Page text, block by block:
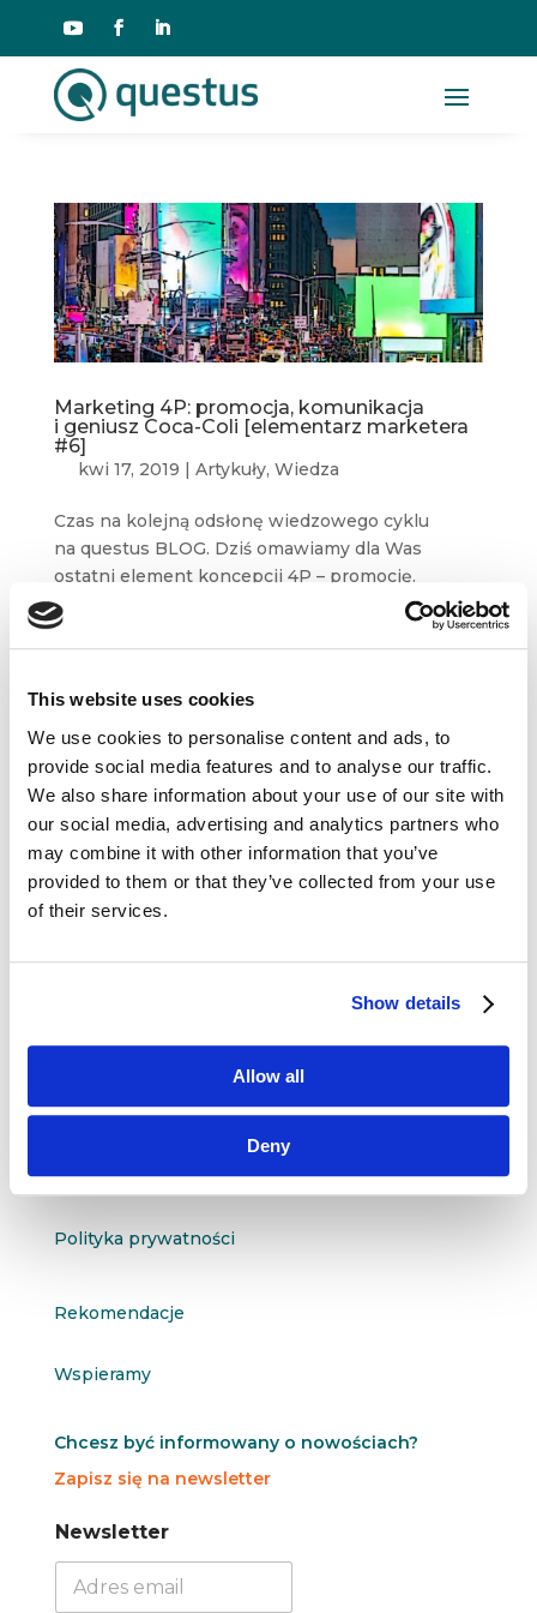
This website uses cookies
We use cookies to personalise content and ads, to
provide social media features and to analyse our traffic.
We also share information about your use of our site with
our social media, advertising and analytics partners who
may combine it with other information that you’ve
provided to them or that they’ve collected from your use
of their services.
Show details
Allow all
Deny
Marketing 4P: promocja, komunikacja
i geniusz Coca-Coli [elementarz marketera
#6]
kwi 17, 2019 | Artykuły, Wiedza
Czas na kolejną odsłonę wiedzowego cyklu
na questus BLOG. Dziś omawiamy dla Was
ostatni element koncepcji 4P – promocję.
Z artykułu dowiecie się między innymi jaka jest
rola promocji w strategii marketingowej oraz jak
Dane kontaktowe

questus
ul. Organizacji WiN 83/7
O nas
Kontakt
Polityka prywatności
Rekomendacje
Wspieramy
Chcesz być informowany o nowościach?
Zapisz się na newsletter
N
N
Newsletter